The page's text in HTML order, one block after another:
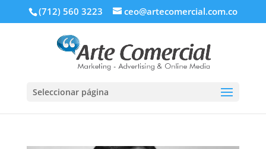
(712) 560 3223 ceo@artecomercial.com.co
Seleccionar página